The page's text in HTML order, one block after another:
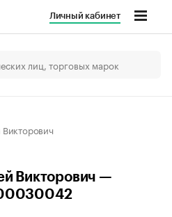
Личный кабинет
Викторович —